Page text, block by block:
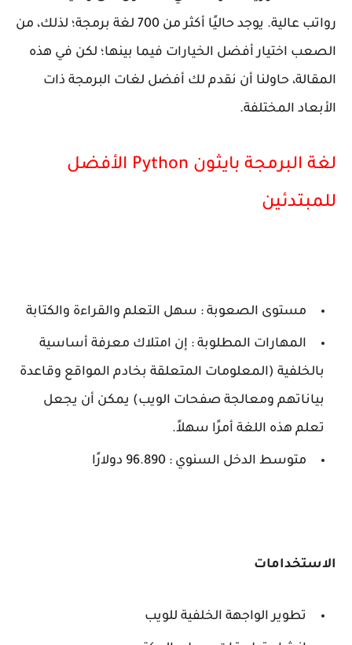
رواتب عالية. يوجد حاليًا أكثر من 700 لغة برمجة؛ لذلك، من
الصعب اختيار أفضل الخيارات فيما بينها؛ لكن في هذه
المقالة، حاولنا أن نقدم لك أفضل لغات البرمجة ذات
الأبعاد المختلفة.
لغة البرمجة بايثون Python الأفضل
للمبتدئين
مستوى الصعوبة : سهل التعلم والقراءة والكتابة
المهارات المطلوبة : إن امتلاك معرفة أساسية
بالخلفية (المعلومات المتعلقة بخادم المواقع وقاعدة
بياناتهم ومعالجة صفحات الويب) يمكن أن يجعل
تعلم هذه اللغة أمرًا سهلاً.
متوسط ​​الدخل السنوي : 96.890 دولارًا
الاستخدامات
تطوير الواجهة الخلفية للويب